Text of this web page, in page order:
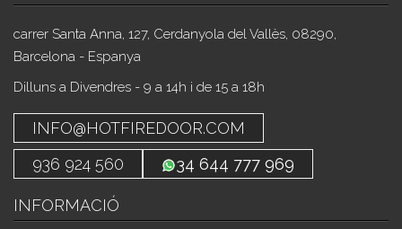
carrer Santa Anna, 127, Cerdanyola del Vallès, 08290,
Barcelona - Espanya
Dilluns a Divendres - 9 a 14h i de 15 a 18h
INFO@HOTFIREDOOR.COM
936 924 560
34 644 777 969
INFORMACIÓ